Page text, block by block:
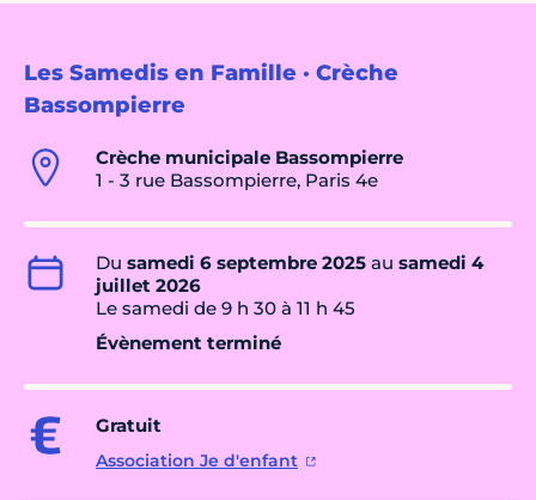
Les Samedis en Famille · Crèche
Bassompierre
Crèche municipale Bassompierre
1 - 3 rue Bassompierre, Paris 4e
Du samedi 6 septembre 2025 au samedi 4
juillet 2026
Le samedi de 9 h 30 à 11 h 45
Évènement terminé
Gratuit
Association Je d'enfant